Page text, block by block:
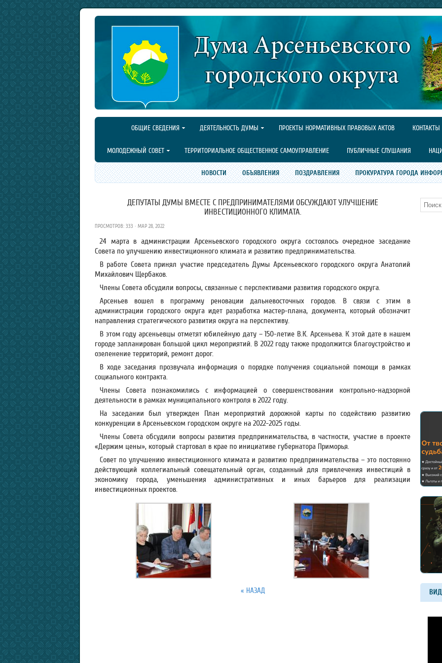
ОБЩИЕ СВЕДЕНИЯ ДЕЯТЕЛЬНОСТЬ ДУМЫ ПРОЕКТЫ НОРМАТИВНЫХ ПРАВОВЫХ АКТОВ КОНТАКТЫ
МОЛОДЕЖНЫЙ СОВЕТ ТЕРРИТОРИАЛЬНОЕ ОБЩЕСТВЕННОЕ САМОУПРАВЛЕНИЕ ПУБЛИЧНЫЕ СЛУШАНИЯ
НОВОСТИ ОБЪЯВЛЕНИЯ ПОЗДРАВЛЕНИЯ ПРОКУРАТУРА ГОРОДА
ДЕПУТАТЫ ДУМЫ ВМЕСТЕ С ПРЕДПРИНИМАТЕЛЯМИ ОБСУЖДАЮТ УЛУЧШЕНИЕ
ИНВЕСТИЦИОННОГО КЛИМАТА.
ПРОСМОТРОВ: 333 · МАР 28, 2022
24 марта в администрации Арсеньевского городского округа состоялось очередное заседание
Совета по улучшению инвестиционного климата и развитию предпринимательства.
В работе Совета принял участие председатель Думы Арсеньевского городского округа Анатолий
Михайлович Щербаков.
Члены Совета обсудили вопросы, связанные с перспективами развития городского округа.
Арсеньев вошел в программу реновации дальневосточных городов. В связи с этим в
администрации городского округа идет разработка мастер-плана, документа, который обозначит
направления стратегического развития округа на перспективу.
В этом году арсеньевцы отметят юбилейную дату – 150-летие В.К. Арсеньева. К этой дате в нашем
городе запланирован большой цикл мероприятий. В 2022 году также продолжится благоустройство и
озеленение территорий, ремонт дорог.
В ходе заседания прозвучала информация о порядке получения социальной помощи в рамках
социального контракта.
Члены Совета познакомились с информацией о совершенствовании контрольно-надзорной
деятельности в рамках муниципального контроля в 2022 году.
На заседании был утвержден План мероприятий дорожной карты по содействию развитию
конкуренции в Арсеньевском городском округе на 2022-2025 годы.
Члены Совета обсудили вопросы развития предпринимательства, в частности, участие в проекте
«Держим цены», который стартовал в крае по инициативе губернатора Приморья.
Совет по улучшению инвестиционного климата и развитию предпринимательства – это постоянно
действующий коллегиальный совещательный орган, созданный для привлечения инвестиций в
экономику города, уменьшения административных и иных барьеров для реализации
инвестиционных проектов.
« НАЗАД
Поиск